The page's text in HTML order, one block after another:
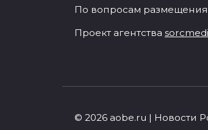
По вопросам
Проект агентства
© 2026 aobe.ru | Новости